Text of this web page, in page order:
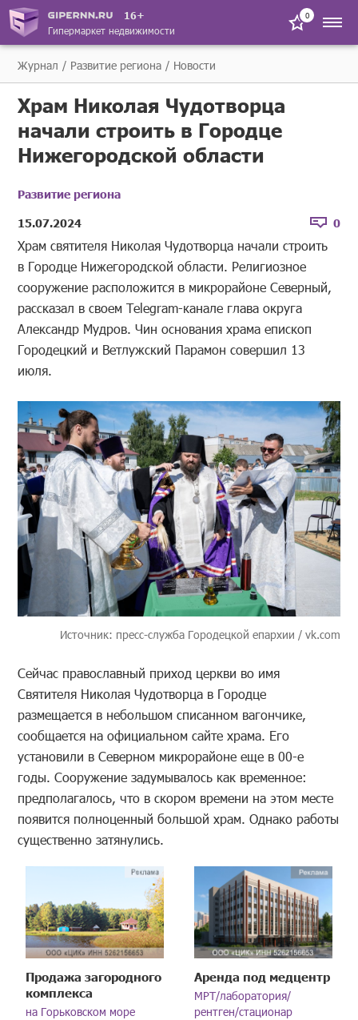
16+
Гипермаркет недвижимости
0
Журнал Развитие региона Новости
Храм Николая Чудотворца
начали строить в Городце
Нижегородской области
Развитие региона
15.07.2024
0
Храм святителя Николая Чудотворца начали строить
в Городце Нижегородской области. Религиозное
сооружение расположится в микрорайоне Северный,
рассказал в своем Telegram-канале глава округа
Александр Мудров. Чин основания храма епископ
Городецкий и Ветлужский Парамон совершил 13
июля.
Источник: пресс-служба Городецкой епархии / vk.com
Сейчас православный приход церкви во имя
Святителя Николая Чудотворца в Городце
размещается в небольшом списанном вагончике,
сообщается на официальном сайте храма. Его
установили в Северном микрорайоне еще в 00-е
годы. Сооружение задумывалось как временное:
предполагалось, что в скором времени на этом месте
появится полноценный большой храм. Однако работы
существенно затянулись.
Продажа загородного
комплекса
на Горьковском море
Аренда под медцентр
МРТ/лаборатория/
рентген/стационар